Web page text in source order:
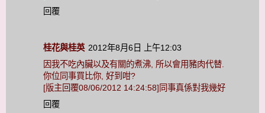
回覆
桂花與桂英 2012年8月6日 上午12:03
因我不吃內臟以及有關的煮沸, 所以會用豬肉代替.
你位同事買比你, 好到咁?
[版主回覆08/06/2012 14:24:58]同事真係對我幾好
回覆